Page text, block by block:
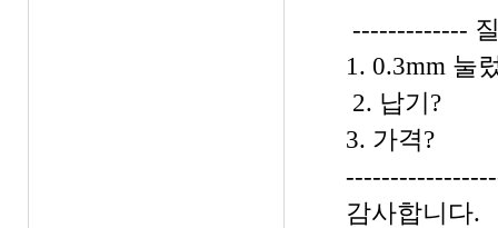
-------------
1. 0.3mm 눌
2. 납기?
3. 가격?
감사합니다.